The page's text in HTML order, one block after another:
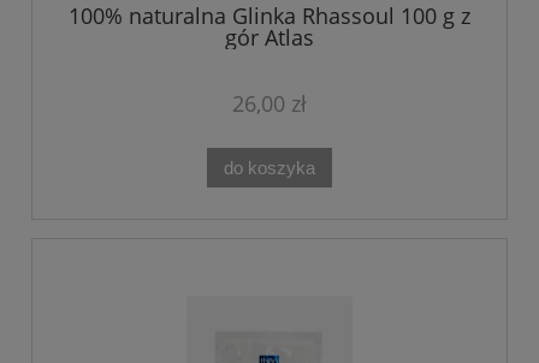
100% naturalna Glinka Rhassoul 100 g z
gór Atlas
26,00 zł
do koszyka